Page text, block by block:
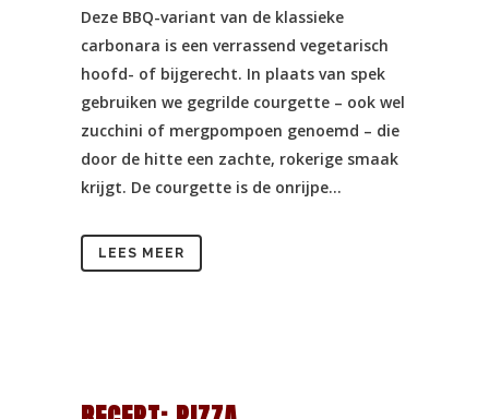
Deze BBQ-variant van de klassieke
carbonara is een verrassend vegetarisch
hoofd- of bijgerecht. In plaats van spek
gebruiken we gegrilde courgette – ook wel
zucchini of mergpompoen genoemd – die
door de hitte een zachte, rokerige smaak
krijgt. De courgette is de onrijpe...
LEES MEER